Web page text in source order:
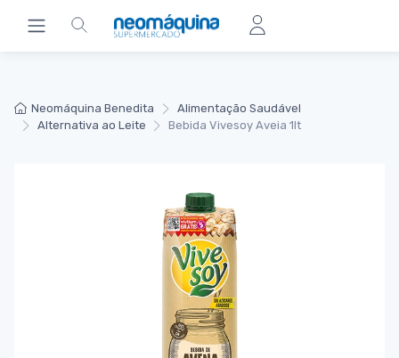
Neomáquina Benedita
Alimentação Saudável
Alternativa ao Leite
Bebida Vivesoy Aveia 1lt